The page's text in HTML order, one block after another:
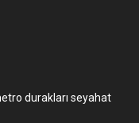
durakları seyahat